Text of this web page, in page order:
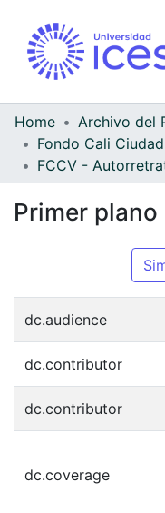
Home
Fondo Cali
Primer plano
dc.audience
dc.contributor
dc.contributor
dc.coverage